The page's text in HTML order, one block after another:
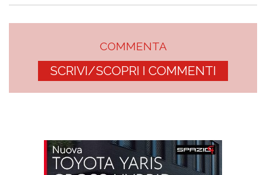
COMMENTA
SCRIVI/SCOPRI I COMMENTI